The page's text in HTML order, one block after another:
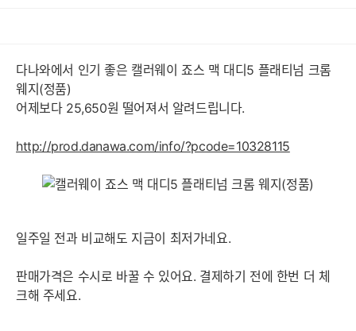
다나와에서 인기 좋은 캘러웨이 죠스 맥 대디5 플래티넘 크롬
웨지(정품)
어제보다 25,650원 떨어져서 알려드립니다.
http://prod.danawa.com/info/?pcode=10328115
일주일 전과 비교해도 지금이 최저가네요.
판매가격은 수시로 바꿀 수 있어요. 결제하기 전에 한번 더 체
크해 주세요.